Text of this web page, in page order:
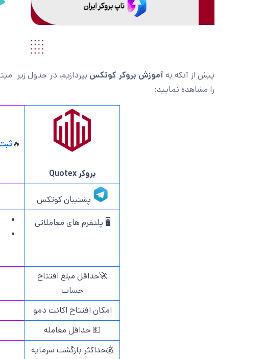
پیش از آنکه بهآموزش بروکر کوتکس بپردازیم، در جدول زیر
را مشاهده نمایید:
بروکرQuotex
🔥
پشتیبان کوتکس
🖥 پلتفرم های معاملاتی
🚀حداقل مبلغ افتتاح
حساب
امکان افتتاح اکانت دمو
💵 حداقل معامله
💰حداکثر بازگشت سرمایه